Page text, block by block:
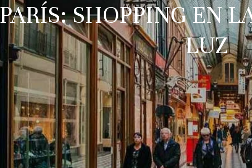
PARÍS: SHOPPING EN
LUZ